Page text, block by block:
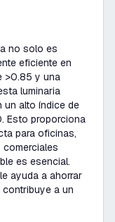
no solo es
eficiente en
>0.85 y una
luminaria
un alto índice de
Esto proporciona
para oficinas,
es esencial.
ayuda a ahorrar
a un